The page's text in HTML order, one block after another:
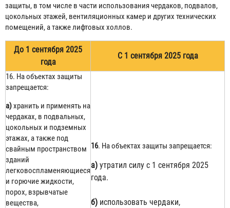
защиты, в том числе в части использования чердаков, подвалов,
цокольных этажей, вентиляционных камер и других технических
помещений, а также лифтовых холлов.
До 1 сентября 2025
года
С 1 сентября 2025 года
16. На объектах защиты
запрещается:
а)хранить и применять на
чердаках, в подвальных,
цокольных и подземных
этажах, а также под
свайным пространством
зданий
легковоспламеняющиеся
и горючие жидкости,
порох, взрывчатые
вещества,
16. На объектах защиты запрещается:
а) утратил силу с 1 сентября 2025
года.
б) использовать чердаки,